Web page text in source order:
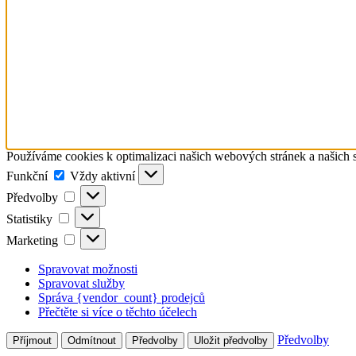
Používáme cookies k optimalizaci našich webových stránek a našich
Funkční
Funkční
Vždy aktivní
Předvolby
Předvolby
Statistiky Statistiky
Marketing Marketing
Spravovat možnosti
Spravovat služby
Správa {vendor_count} prodejců
Přečtěte si více o těchto účelech
Příjmout Odmítnout Předvolby Uložit předvolby Předvolby